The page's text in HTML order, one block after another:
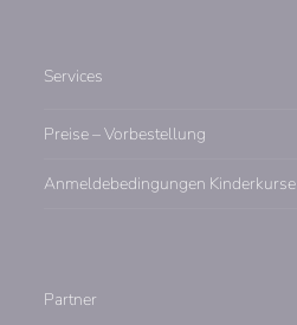
Services
Preise – Vorbestellung
Anmeldebedingungen Kinderkurse
Partner